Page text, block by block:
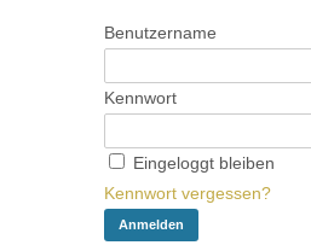
Benutzername
Kennwort
Eingeloggt bleiben
Kennwort vergessen?